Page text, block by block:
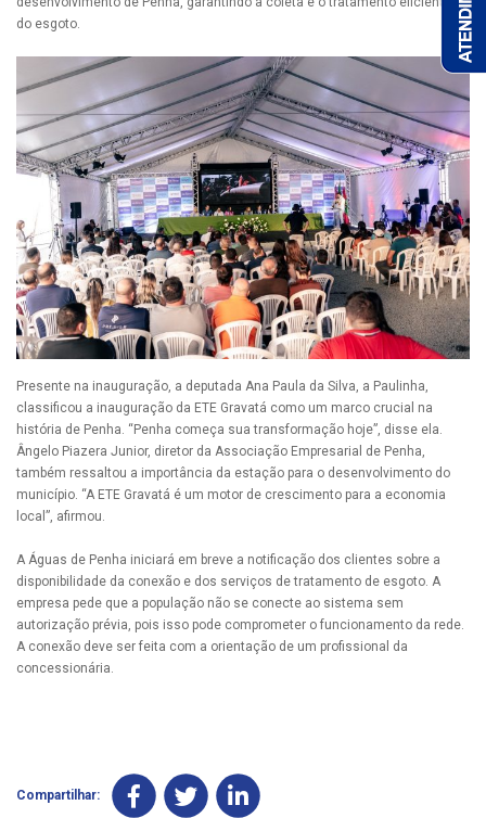
do esgoto.
Presente na inauguração, a deputada Ana Paula da Silva, a Paulinha,
classificou a inauguração da ETE Gravatá como um marco crucial na
história de Penha. “Penha começa sua transformação hoje”, disse ela.
Ângelo Piazera Junior, diretor da Associação Empresarial de Penha,
também ressaltou a importância da estação para o desenvolvimento do
município. “A ETE Gravatá é um motor de crescimento para a economia
local”, afirmou.
A Águas de Penha iniciará em breve a notificação dos clientes sobre a
disponibilidade da conexão e dos serviços de tratamento de esgoto. A
empresa pede que a população não se conecte ao sistema sem
autorização prévia, pois isso pode comprometer o funcionamento da rede.
A conexão deve ser feita com a orientação de um profissional da
concessionária.
Compartilhar: